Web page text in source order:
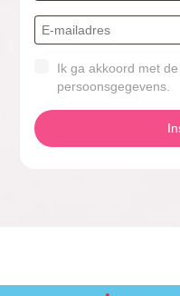
Ik ga akkoord met
persoonsgegevens.